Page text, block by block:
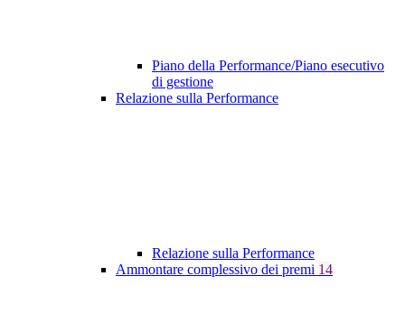
Piano della Performance/Piano esecutivo
di gestione
Relazione sulla Performance
Relazione sulla Performance
Ammontare complessivo dei premi 14